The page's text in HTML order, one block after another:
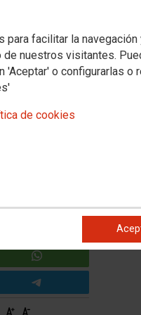
facilitar la navegación
nuestros visitantes.
o configurarlas o
de cookies
de
Derechos